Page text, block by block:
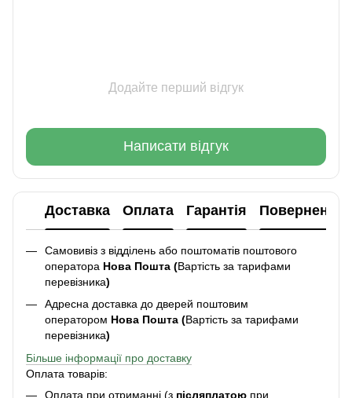
Додайте перший відгук
Написати відгук
Доставка Оплата Гарантія Повернення
Самовивіз з відділень або поштоматів поштового
оператора Нова Пошта (Вартість за тарифами
перевізника)
Адресна доставка до дверей поштовим
оператором Нова Пошта (Вартість за тарифами
перевізника)
Більше інформації про доставку
Оплата товарів:
Оплата при отриманні (з післяплатою при